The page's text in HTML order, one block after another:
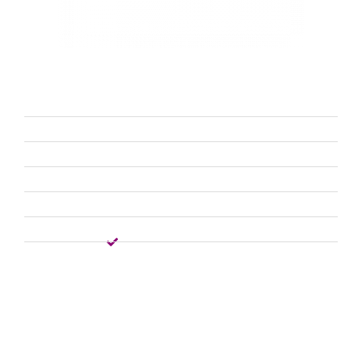
Reparación Móviles
Reparación Tablet
Reparación Consolas
Reparación Tv
Reparación Portátiles
Reparación Smartwatch